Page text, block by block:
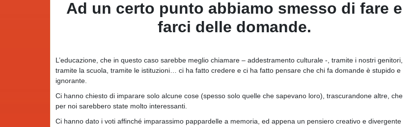
Ad un certo punto abbiamo smesso di fare e
farci delle domande.
L’educazione, che in questo caso sarebbe meglio chiamare – addestramento culturale -, tramite i nostri genitori,
tramite la scuola, tramite le istituzioni… ci ha fatto credere e ci ha fatto pensare che chi fa domande è stupido e
ignorante.
Ci hanno chiesto di imparare solo alcune cose (spesso solo quelle che sapevano loro), trascurandone altre, che
per noi sarebbero state molto interessanti.
Ci hanno dato i voti affinché imparassimo pappardelle a memoria, ed appena un pensiero creativo e divergente